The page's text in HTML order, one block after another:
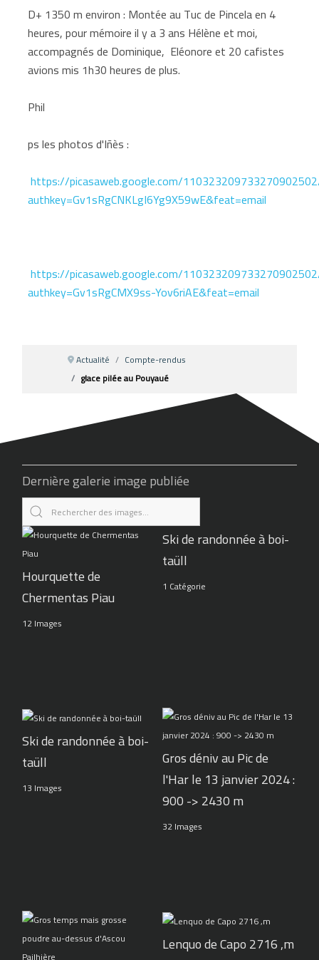
D+ 1350 m environ : Montée au Tuc de Pincela en 4
heures, pour mémoire il y a 3 ans Hélène et moi,
accompagnés de Dominique, Eléonore et 20 cafistes
avions mis 1h30 heures de plus.
Phil
ps les photos d'Iñès :
https://picasaweb.google.com/
authkey=Gv1sRgCNKLgI6Yg9X59wE&feat=email
https://picasaweb.google.com/
authkey=Gv1sRgCMX9ss-Yov6riAE&feat=email
Actualité
Compte-rendus
glace pilée au Pouyaué
Dernière galerie image publiée
Hourquette de
Chermentas Piau
12 Images
Ski de randonnée à boi-
taüll
1 Catégorie
Ski de randonnée à boi-
taüll
13 Images
Gros déniv au Pic de
l'Har le 13 janvier 2024 :
900 -> 2430 m
32 Images
Lenquo de Capo 2716 ,m